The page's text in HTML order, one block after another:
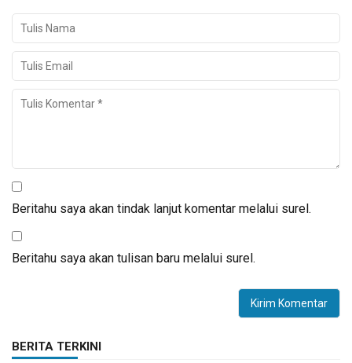
Beritahu saya akan tindak lanjut komentar melalui surel.
Beritahu saya akan tulisan baru melalui surel.
BERITA TERKINI